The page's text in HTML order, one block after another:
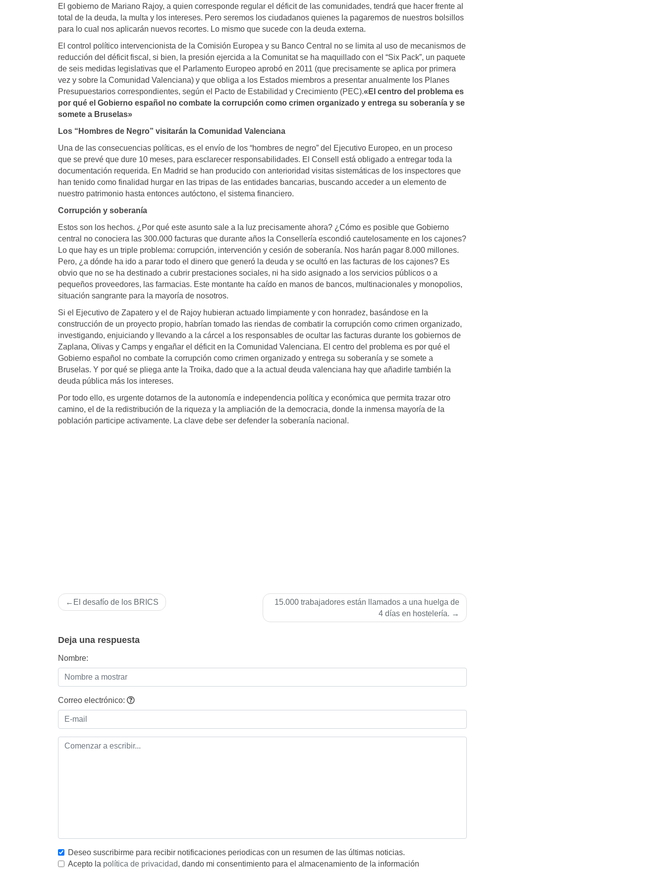
El gobierno de Mariano Rajoy, a quien corresponde regular el déficit de las comunidades, tendrá que hacer frente al
total de la deuda, la multa y los intereses. Pero seremos los ciudadanos quienes la pagaremos de nuestros bolsillos
para lo cual nos aplicarán nuevos recortes. Lo mismo que sucede con la deuda externa.
El control político intervencionista de la Comisión Europea y su Banco Central no se limita al uso de mecanismos de
reducción del déficit fiscal, si bien, la presión ejercida a la Comunitat se ha maquillado con el “Six Pack”, un paquete
de seis medidas legislativas que el Parlamento Europeo aprobó en 2011 (que precisamente se aplica por primera
vez y sobre la Comunidad Valenciana) y que obliga a los Estados miembros a presentar anualmente los Planes
Presupuestarios correspondientes, según el Pacto de Estabilidad y Crecimiento (PEC).«El centro del problema es
por qué el Gobierno español no combate la corrupción como crimen organizado y entrega su soberanía y se
somete a Bruselas»
Los “Hombres de Negro” visitarán la Comunidad Valenciana
Una de las consecuencias políticas, es el envío de los “hombres de negro” del Ejecutivo Europeo, en un proceso
que se prevé que dure 10 meses, para esclarecer responsabilidades. El Consell está obligado a entregar toda la
documentación requerida. En Madrid se han producido con anterioridad visitas sistemáticas de los inspectores que
han tenido como finalidad hurgar en las tripas de las entidades bancarias, buscando acceder a un elemento de
nuestro patrimonio hasta entonces autóctono, el sistema financiero.
Corrupción y soberanía
Estos son los hechos. ¿Por qué este asunto sale a la luz precisamente ahora? ¿Cómo es posible que Gobierno
central no conociera las 300.000 facturas que durante años la Consellería escondió cautelosamente en los cajones?
Lo que hay es un triple problema: corrupción, intervención y cesión de soberanía. Nos harán pagar 8.000 millones.
Pero, ¿a dónde ha ido a parar todo el dinero que generó la deuda y se ocultó en las facturas de los cajones? Es
obvio que no se ha destinado a cubrir prestaciones sociales, ni ha sido asignado a los servicios públicos o a
pequeños proveedores, las farmacias. Este montante ha caído en manos de bancos, multinacionales y monopolios,
situación sangrante para la mayoría de nosotros.
Si el Ejecutivo de Zapatero y el de Rajoy hubieran actuado limpiamente y con honradez, basándose en la
construcción de un proyecto propio, habrían tomado las riendas de combatir la corrupción como crimen organizado,
investigando, enjuiciando y llevando a la cárcel a los responsables de ocultar las facturas durante los gobiernos de
Zaplana, Olivas y Camps y engañar el déficit en la Comunidad Valenciana. El centro del problema es por qué el
Gobierno español no combate la corrupción como crimen organizado y entrega su soberanía y se somete a
Bruselas. Y por qué se pliega ante la Troika, dado que a la actual deuda valenciana hay que añadirle también la
deuda pública más los intereses.
Por todo ello, es urgente dotarnos de la autonomía e independencia política y económica que permita trazar otro
camino, el de la redistribución de la riqueza y la ampliación de la democracia, donde la inmensa mayoría de la
población participe activamente. La clave debe ser defender la soberanía nacional.
Navegación
de
El desafí­o de los BRICS
15.000 trabajadores están llamados a una huelga de
4 dí­as en hostelerí­a.
Deja una respuesta
Nombre:
Correo electrónico:
Deseo suscribirme para recibir notificaciones periodicas con un resumen de las últimas noticias.
Acepto la política de privacidad, dando mi consentimiento para el almacenamiento de la información